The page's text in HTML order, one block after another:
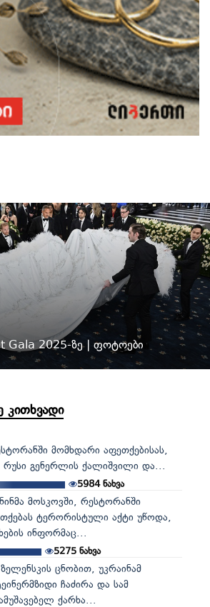
Gala 2025-ზე | ფოტოები
კითხვადი
მომხდარი აფეთქებისას,
გენერლის ქალიშვილი და...
5984ნახვა
მოსკოვში, რესტორანში
ტერორისტული აქტი უწოდა,
ინფორმაც...
5275ნახვა
ცნობით, უკრაინამ
ჩაძირა და სამ
ქარხა...